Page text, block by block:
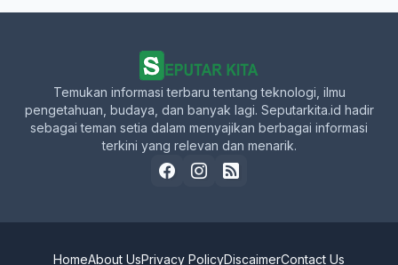
Temukan informasi terbaru tentang teknologi, ilmu
pengetahuan, budaya, dan banyak lagi. Seputarkita.id hadir
sebagai teman setia dalam menyajikan berbagai informasi
terkini yang relevan dan menarik.
HomeAbout UsPrivacy PolicyDiscaimerContact Us